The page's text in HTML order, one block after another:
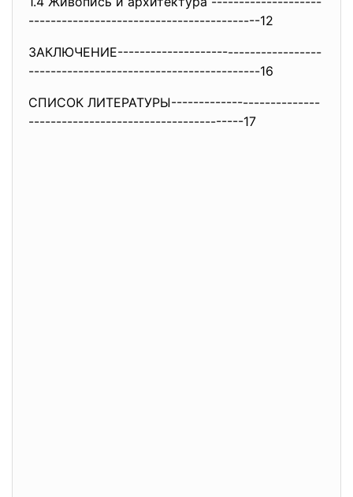
------------------------------------------12
ЗАКЛЮЧЕНИЕ-------------------------------------
------------------------------------------16
СПИСОК ЛИТЕРАТУРЫ---------------------------
---------------------------------------17